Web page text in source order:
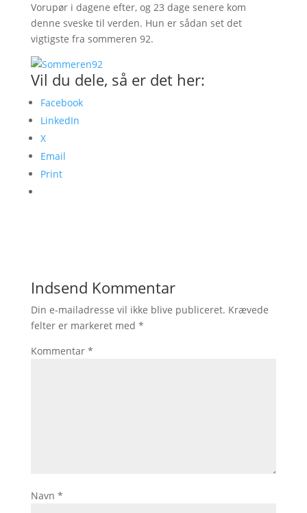
Vorupør i dagene efter, og 23 dage senere kom
denne sveske til verden. Hun er sådan set det
vigtigste fra sommeren 92.
Vil du dele, så er det her:
Facebook
LinkedIn
X
Email
Print
Indsend Kommentar
Din e-mailadresse vil ikke blive publiceret. Krævede
felter er markeret med *
Kommentar *
Navn *